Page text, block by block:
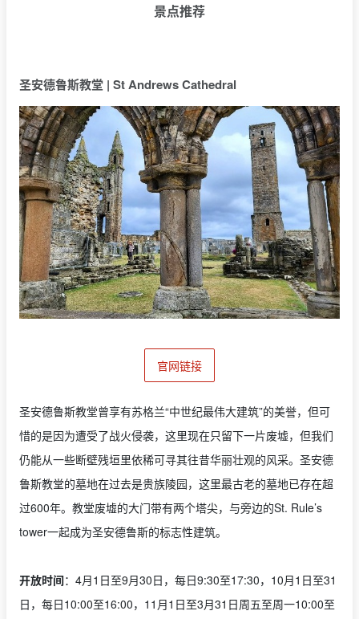
景点推荐
圣安德鲁斯教堂 | St Andrews Cathedral
官网链接
圣安德鲁斯教堂曾享有苏格兰“中世纪最伟大建筑”的美誉，但可
惜的是因为遭受了战火侵袭，这里现在只留下一片废墟，但我们
仍能从一些断壁残垣里依稀可寻其往昔华丽壮观的风采。圣安德
鲁斯教堂的墓地在过去是贵族陵园，这里最古老的墓地已存在超
过600年。教堂废墟的大门带有两个塔尖，与旁边的St. Rule’s
tower一起成为圣安德鲁斯的标志性建筑。
开放时间：4月1日至9月30日，每日9:30至17:30，10月1日至31
日，每日10:00至16:00，11月1日至3月31日周五至周一10:00至